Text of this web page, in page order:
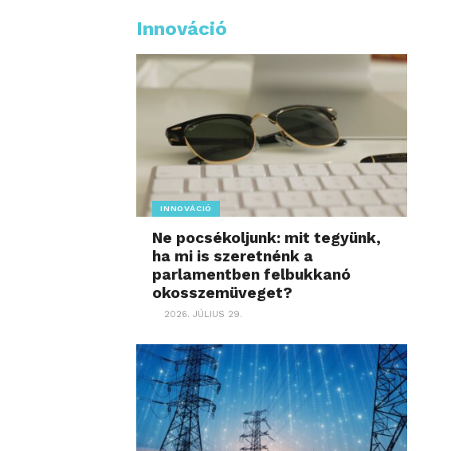
Innováció
INNOVÁCIÓ
Ne pocsékoljunk: mit tegyünk,
ha mi is szeretnénk a
parlamentben felbukkanó
okosszemüveget?
2026. JÚLIUS 29.